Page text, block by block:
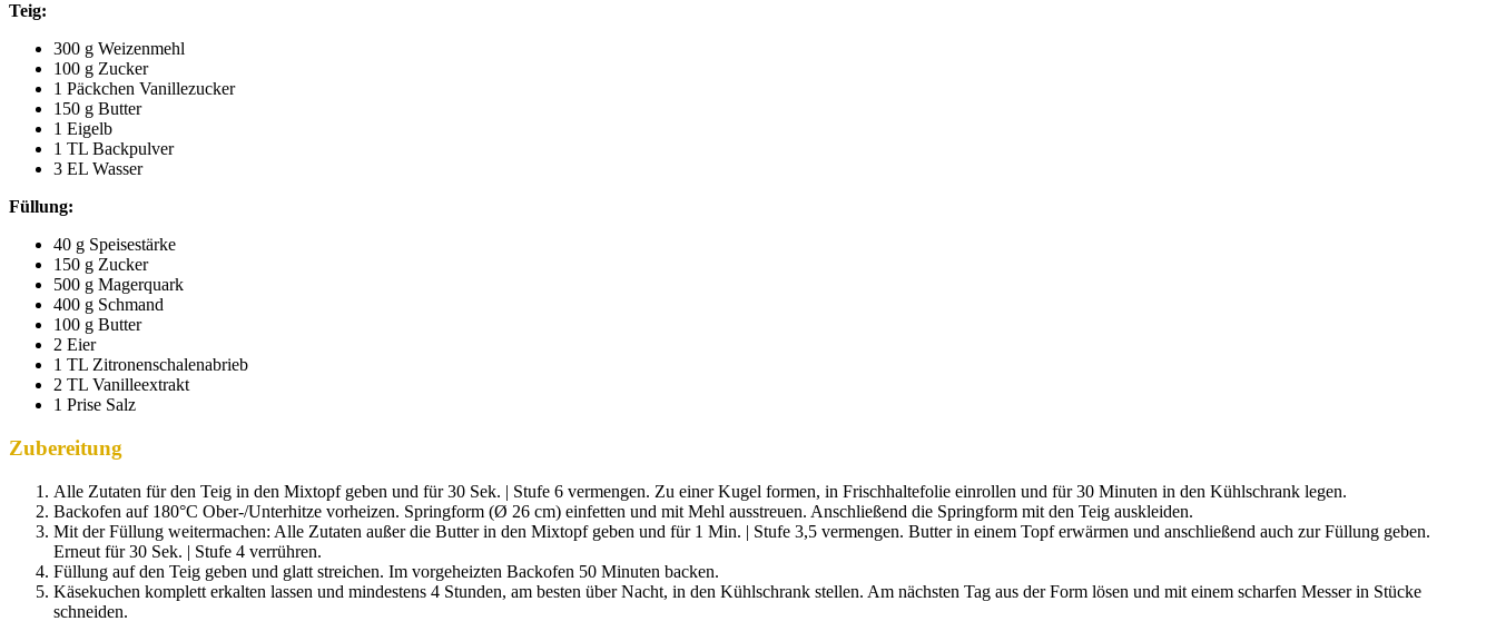
Teig:
300 g Weizenmehl
100 g Zucker
1 Päckchen Vanillezucker
150 g Butter
1 Eigelb
1 TL Backpulver
3 EL Wasser
Füllung:
40 g Speisestärke
150 g Zucker
500 g Magerquark
400 g Schmand
100 g Butter
2 Eier
1 TL Zitronenschalenabrieb
2 TL Vanilleextrakt
1 Prise Salz
Zubereitung
Alle Zutaten für den Teig in den Mixtopf geben und für 30 Sek. | Stufe 6 vermengen. Zu einer Kugel formen, in Frischhaltefolie einrollen und für 30 Minuten in den Kühlschrank legen.
Backofen auf 180°C Ober-/Unterhitze vorheizen. Springform (Ø 26 cm) einfetten und mit Mehl ausstreuen. Anschließend die Springform mit den Teig auskleiden.
Mit der Füllung weitermachen: Alle Zutaten außer die Butter in den Mixtopf geben und für 1 Min. | Stufe 3,5 vermengen. Butter in einem Topf erwärmen und anschließend auch zur Füllung geben.
Erneut für 30 Sek. | Stufe 4 verrühren.
Füllung auf den Teig geben und glatt streichen. Im vorgeheizten Backofen 50 Minuten backen.
Käsekuchen komplett erkalten lassen und mindestens 4 Stunden, am besten über Nacht, in den Kühlschrank stellen. Am nächsten Tag aus der Form lösen und mit einem scharfen Messer in Stücke
schneiden.